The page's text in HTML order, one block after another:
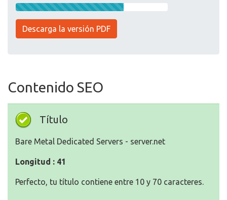
Descarga la versión PDF
Contenido SEO
Título
Bare Metal Dedicated Servers - server.net
Longitud : 41
Perfecto, tu título contiene entre 10 y 70 caracteres.